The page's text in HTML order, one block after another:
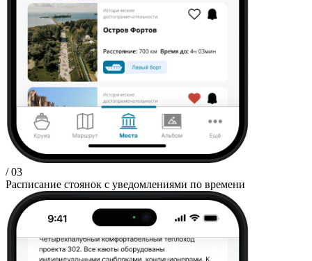
/ 03
Расписание стоянок с уведомлениями по времени